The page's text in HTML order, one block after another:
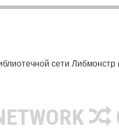
сети Либмонстр